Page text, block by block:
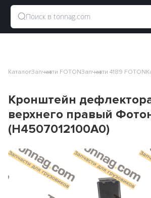
КаталогЗапчасти FOTONЗапчасти 4189 FOTON
Кронштейн
верхнего правый
(H4507012100A0)